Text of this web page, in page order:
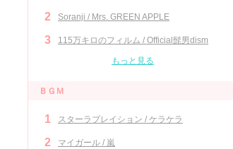
2 Soranji / Mrs. GREEN APPLE
3 115万キロのフィルム / Official髭男dism
もっと見る
ＢＧＭ
1 スターラブレイション / ケラケラ
2 マイガール / 嵐